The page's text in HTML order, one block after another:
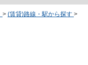
> (賃貸)路線・駅から探す >